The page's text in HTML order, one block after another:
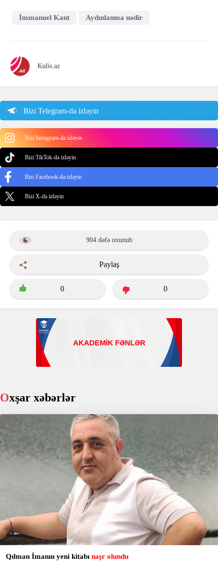
İmmanuel Kant Aydınlanma nədir
Kulis.az
Bizi Telegram-da izləyin
Bizi Instagram-da izləyin
Bizi TikTok-da izləyin
Bizi Facebook-da izləyin
Bizi X-da izləyin
904 dəfə oxunub
Paylaş
0 0
Oxşar xəbərlər
Qılman İmanın yeni kitabı nəşr olundu